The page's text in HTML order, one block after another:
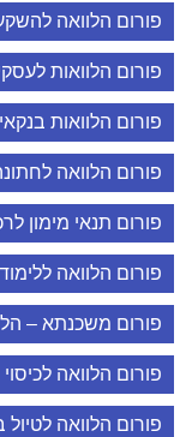
פורום הלוואה
פורום הלוואות
פורום הלוואות
פורום הלוואה
פורום תנאי מימון
פורום הלוואה
פורום משכנתא –
פורום הלוואה
פורום הלוואה לטיול